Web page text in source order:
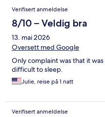
Verifisert anmeldelse
8/10 – Veldig bra
13. mai 2026
Oversett med Google
Only complaint was that it
difficult to sleep.
Julie, reise på 1 natt
Verifisert anmeldelse